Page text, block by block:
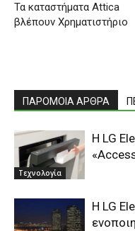
Τα καταστήματα Attica
βλέπουν Χρηματιστήριο
ΠΑΡΟΜΟΙΑ ΑΡΘΡΑ
Τεχνολογία
Η LG
Η LG